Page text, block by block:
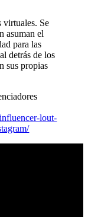
virtuales. Se
asuman el
para las
detrás de los
sus propias
lout-